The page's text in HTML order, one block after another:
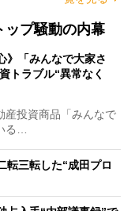
ップ騒動の内幕
》「みんなで大家さ
トラブル“異常なく
投資商品「みんなで
る…
転三転した“成田プロ